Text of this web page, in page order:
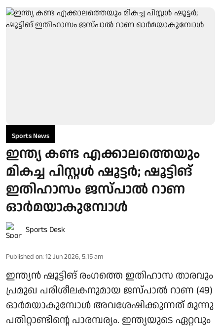
Sports News
ഇന്ത്യ കണ്ട എക്കാലത്തെയും
മികച്ച പിസ്റ്റൾ ഷൂട്ടർ; ഷൂട്ടിങ്
ഇതിഹാസം ജസ്പാല്‍ റാണ
ഓർമയാകുമ്പോൾ
Sports Desk
Published on: 12 Jun 2026, 5:15 am
ഇന്ത്യന്‍ ഷൂട്ടിങ് രംഗത്തെ ഇതിഹാസ താരവും
പ്രമുഖ പരിശീലകനുമായ ജസ്പാല്‍ റാണ (49)
ഓർമയാകുമ്പോൾ അവശേഷിക്കുന്നത് മൂന്നു
പതിറ്റാണ്ടിന്റെ പാരമ്പര്യം. ഇന്ത്യയുടെ ഏറ്റവും